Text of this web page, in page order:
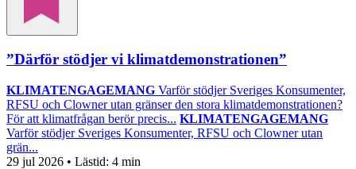
”Därför stödjer vi klimatdemonstrationen”
KLIMATENGAGEMANG Varför stödjer Sveriges Konsumenter,
RFSU och Clowner utan gränser den stora klimatdemonstrationen?
För att klimatfrågan berör precis... KLIMATENGAGEMANG
Varför stödjer Sveriges Konsumenter, RFSU och Clowner utan
grän...
29 jul 2026 • Lästid: 4 min